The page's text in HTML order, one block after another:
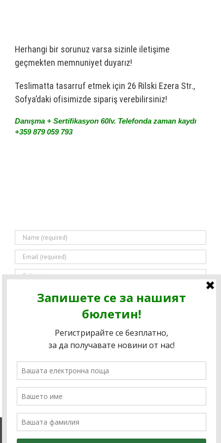
Herhangi bir sorunuz varsa sizinle iletişime
geçmekten memnuniyet duyarız!
Teslimatta tasarruf etmek için 26 Rilski Ezera Str.,
Sofya’daki ofisimizde sipariş verebilirsiniz!
Danışma + Sertifikasyon 60lv. Telefonda zaman kaydı
+359 879 059 793
We use cookies to ensure that we give you the best
experience on our website. If you continue to use this site we